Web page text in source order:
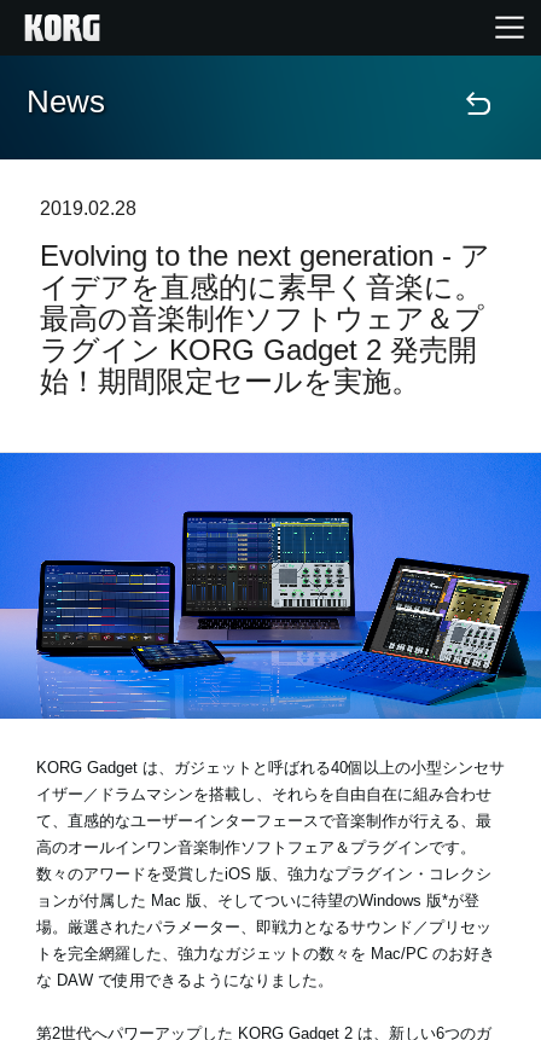
Home
Import Products
Features
Events
Store Locator
News
Location
Social Media
About KORG
News
2019.02.28
Evolving to the next generation - ア
イデアを直感的に素早く音楽に。
最高の音楽制作ソフトウェア＆プ
ラグイン KORG Gadget 2 発売開
始！期間限定セールを実施。
KORG Gadget は、ガジェットと呼ばれる40個以上の小型シンセサ
イザー／ドラムマシンを搭載し、それらを自由自在に組み合わせ
て、直感的なユーザーインターフェースで音楽制作が行える、最
高のオールインワン音楽制作ソフトフェア＆プラグインです。
数々のアワードを受賞したiOS 版、強力なプラグイン・コレクシ
ョンが付属した Mac 版、そしてついに待望のWindows 版*が登
場。厳選されたパラメーター、即戦力となるサウンド／プリセッ
トを完全網羅した、強力なガジェットの数々を Mac/PC のお好き
な DAW で使用できるようになりました。
第2世代へパワーアップした KORG Gadget 2 は、新しい6つのガ